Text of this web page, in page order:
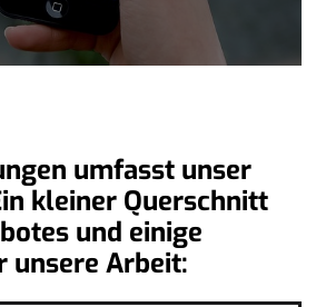
umfasst unser
kleiner Querschnitt
und einige
unsere Arbeit: